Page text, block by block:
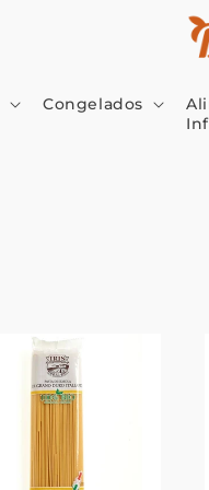
Congelados